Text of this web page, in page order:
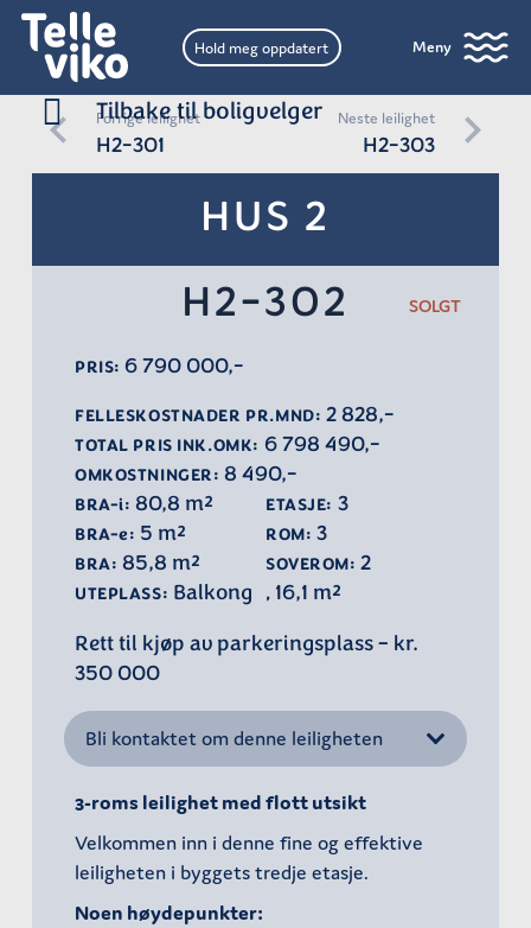
Hold meg oppdatert Meny
Tilbake til boligvelger
Forrige leilighet
H2-301
Neste leilighet
H2-303
HUS 2
H2-302
SOLGT
PRIS:6 790 000,-
FELLESKOSTNADER PR.MND: 2 828,-
TOTAL PRIS INK.OMK: 6 798 490,-
OMKOSTNINGER:8 490,-
BRA-i:80,8 m² ETASJE: 3
BRA-e: 5 m² ROM: 3
BRA: 85,8 m² SOVEROM:2
UTEPLASS: Balkong , 16,1 m²
Rett til kjøp av parkeringsplass­ – kr.
350 000
Bli kontaktet om denne leiligheten
3-roms leilighet med flott utsikt
Velkommen inn i denne fine og effektive
leiligheten i byggets tredje etasje.
Noen høydepunkter: